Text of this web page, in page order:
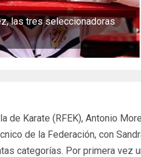
las tres seleccionadoras
de Karate (RFEK), Antonio
de la Federación, con
categorías. Por primera vez